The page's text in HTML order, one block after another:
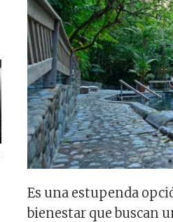
Es una estupenda
bienestar que buscan